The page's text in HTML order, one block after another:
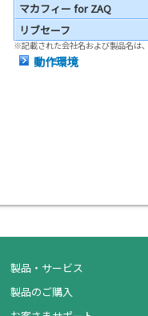
マカフィー for ZAQ
リブセーフ
※記載された会社名および製品名は
動作環境
製品・サービス
製品のご購入